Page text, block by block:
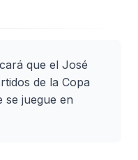
que el José
de la Copa
se juegue en